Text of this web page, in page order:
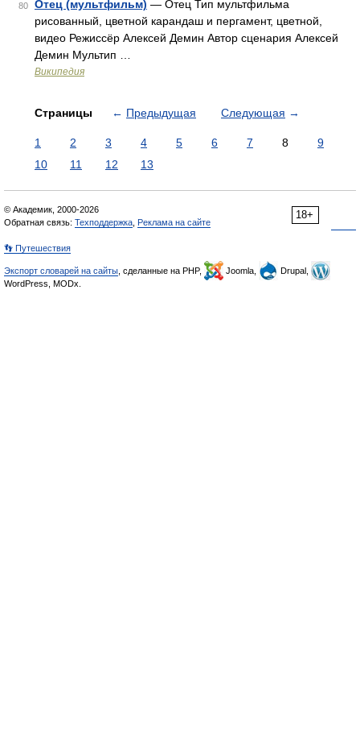
80 Отец (мультфильм) — Отец Тип мультфильма
рисованный, цветной карандаш и пергамент, цветной,
видео Режиссёр Алексей Демин Автор сценария Алексей
Демин Мультип …
Википедия
Страницы ← Предыдущая Следующая →
1 2 3 4 5 6 7 8
9
10
11 12 13
18+
© Академик, 2000-2026
Обратная связь: Техподдержка Реклама на сайте
👣 Путешествия
Экспорт словарей на сайты , сделанные на PHP, Joomla,
Drupal,
WordPress, MODx.